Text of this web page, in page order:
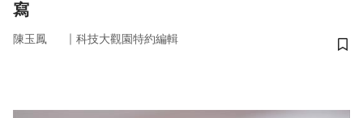
寫
陳玉鳳 ｜ 科技大觀園特約編輯
儲